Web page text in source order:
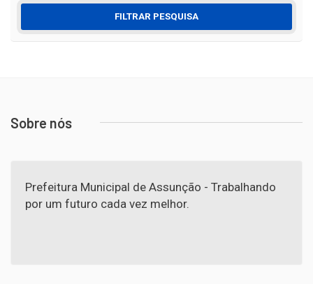
FILTRAR PESQUISA
Sobre nós
Prefeitura Municipal de Assunção - Trabalhando
por um futuro cada vez melhor.